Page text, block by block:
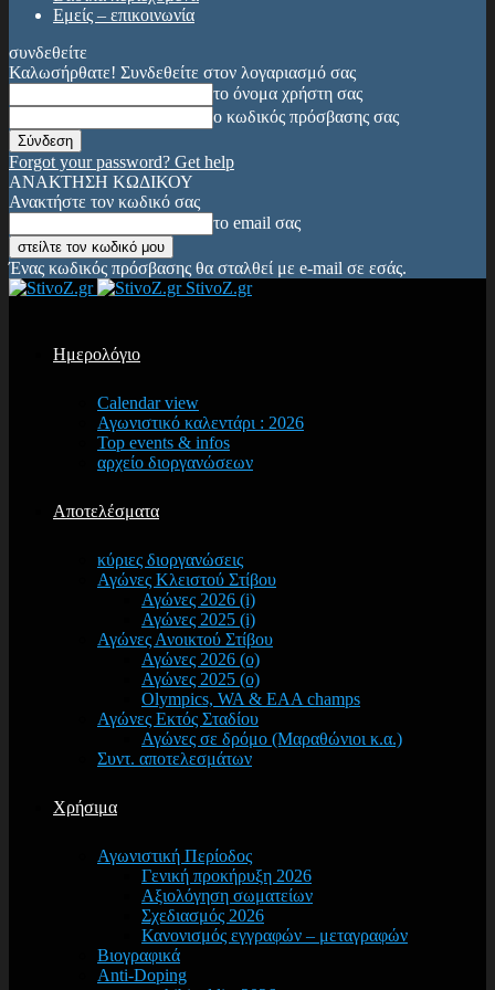
Εμείς – επικοινωνία
συνδεθείτε
Καλωσήρθατε! Συνδεθείτε στον λογαριασμό σας
το όνομα χρήστη σας
ο κωδικός πρόσβασης σας
Forgot your password? Get help
ΑΝΑΚΤΗΣΗ ΚΩΔΙΚΟΥ
Ανακτήστε τον κωδικό σας
το email σας
Ένας κωδικός πρόσβασης θα σταλθεί με e-mail σε εσάς.
StivoZ.gr
Ημερολόγιο
Calendar view
Αγωνιστικό καλεντάρι : 2026
Top events & infos
αρχείο διοργανώσεων
Αποτελέσματα
κύριες διοργανώσεις
Αγώνες Κλειστού Στίβου
Αγώνες 2026 (i)
Αγώνες 2025 (i)
Αγώνες Ανοικτού Στίβου
Αγώνες 2026 (o)
Αγώνες 2025 (o)
Olympics, WA & EAA champs
Αγώνες Εκτός Σταδίου
Αγώνες σε δρόμο (Μαραθώνιοι κ.α.)
Συντ. αποτελεσμάτων
Χρήσιμα
Αγωνιστική Περίοδος
Γενική προκήρυξη 2026
Αξιολόγηση σωματείων
Σχεδιασμός 2026
Κανονισμός εγγραφών – μεταγραφών
Βιογραφικά
Anti-Doping